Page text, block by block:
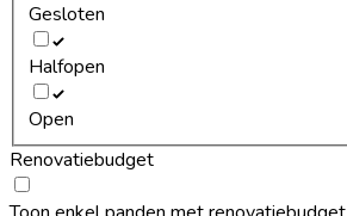
Gesloten
Halfopen
Open
Renovatiebudget